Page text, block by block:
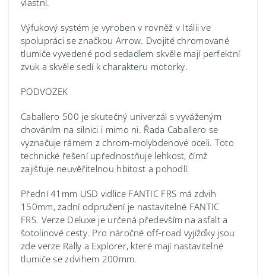
vlastní.
Výfukový systém je vyroben v rovněž v Itálii ve
spolupráci se značkou Arrow. Dvojité chromované
tlumiče vyvedené pod sedadlem skvěle mají perfektní
zvuk a skvěle sedí k charakteru motorky.
PODVOZEK
Caballero 500 je skutečný univerzál s vyváženým
chováním na silnici i mimo ni. Řada Caballero se
vyznačuje rámem z chrom-molybdenové oceli. Toto
technické řešení upřednostňuje lehkost, čímž
zajišťuje neuvěřitelnou hbitost a pohodlí.
Přední 41mm USD vidlice FANTIC FRS má zdvih
150mm, zadní odpružení je nastavitelné FANTIC
FRS. Verze Deluxe je určená především na asfalt a
šotolinové cesty. Pro náročné off-road vyjížďky jsou
zde verze Rally a Explorer, které mají nastavitelné
tlumiče se zdvihem 200mm.